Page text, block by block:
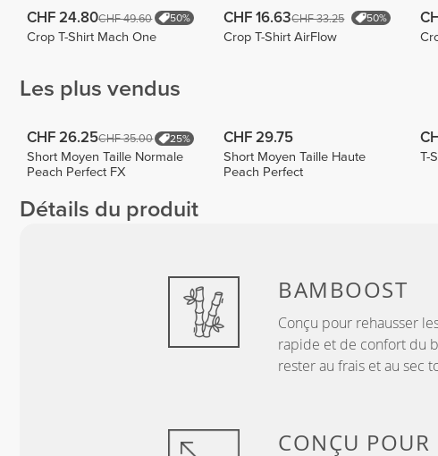
CHF 24.80CHF 49.60 50%
Crop T-Shirt Mach One
CHF 16.63CHF 33.25 50%
Crop T-Shirt AirFlow
Les plus vendus
CHF 26.25CHF 35.00 25%
Short Moyen Taille Normale
Peach Perfect FX
CHF 29.75
Short Moyen Taille Haute
Peach Perfect
T-
Détails du produit
BAMBOOST
Conçu pour rehausser
rapide et de confort du
rester au frais et au sec
CONÇU POUR